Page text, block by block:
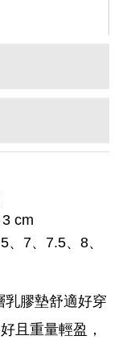
cm
7、7.5、8、
乳膠墊舒適好穿
且重量輕盈，